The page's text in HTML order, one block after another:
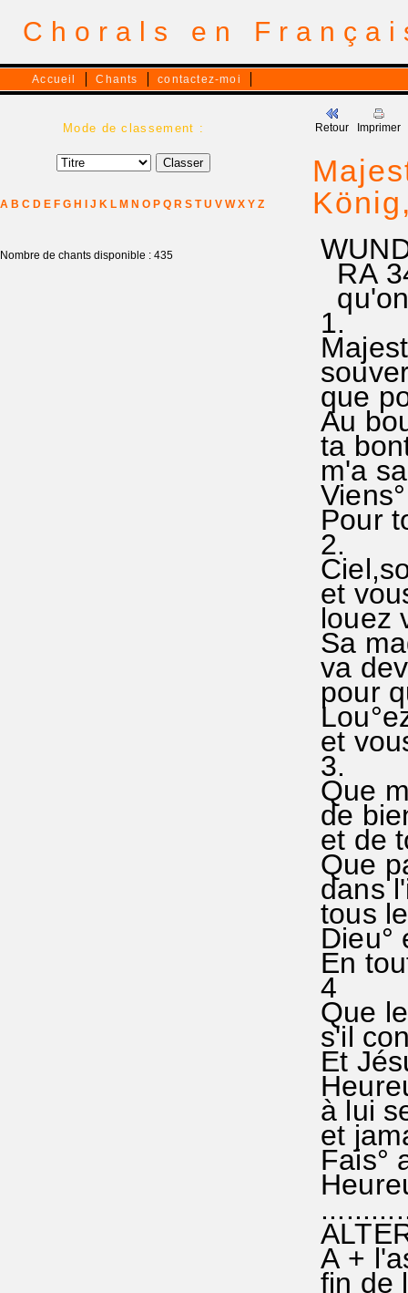
Chorals en
Accueil Chants contactez-moi
Mode de classement :
A B C D E F G H J K L M N O P Q R S T U V W X Y Z
Nombre de chants disponible : 435
Retour Imprimer
RA
1.
que
Au
ta
m'a
Pour
2.
et
louez
Sa
va
pour
et
3.
Que
de
et de
Que
dans
tous
Dieu°
En
4
Que
s'il
Et
à lui
et
Fais°
A +
fin de